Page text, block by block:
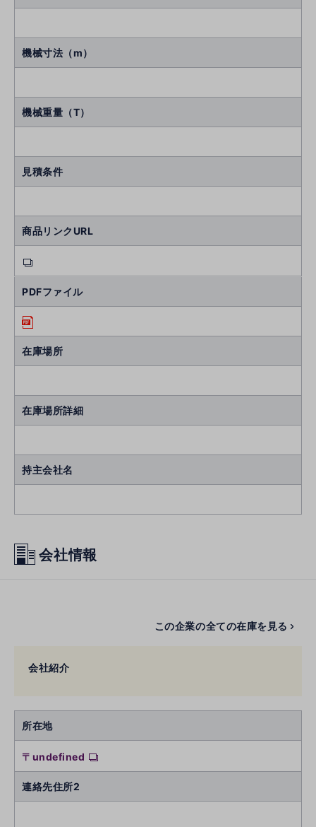
機械寸法（m）
機械重量（T）
見積条件
商品リンクURL
PDFファイル
在庫場所
在庫場所詳細
持主会社名
会社情報
この企業の全ての在庫を見る
会社紹介
所在地
〒undefined
連絡先住所2